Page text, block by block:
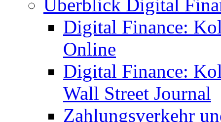
Überblick Digital
Digital Finance:
Online
Digital Finance:
Wall Street Journal
Zahlungsverkehr